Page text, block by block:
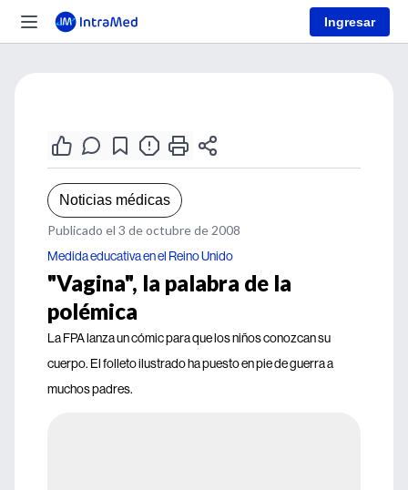
Ingresar
Noticias médicas
Publicado el 3 de octubre de 2008
Medida educativa en el Reino Unido
"Vagina", la palabra de la
polémica
La FPA lanza un cómic para que los niños conozcan su
cuerpo. El folleto ilustrado ha puesto en pie de guerra a
muchos padres.